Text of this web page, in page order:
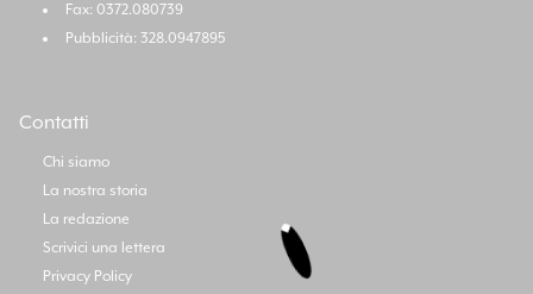
Fax: 0372.080739
Pubblicità: 328.0947895
Contatti
Chi siamo
La nostra storia
La redazione
Scrivici una lettera
Privacy Policy